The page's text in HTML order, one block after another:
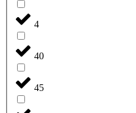
4
40
45